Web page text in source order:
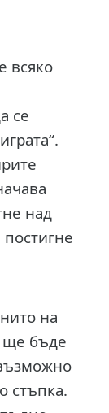
всяко
се
над
на
ще бъде
стъпка.